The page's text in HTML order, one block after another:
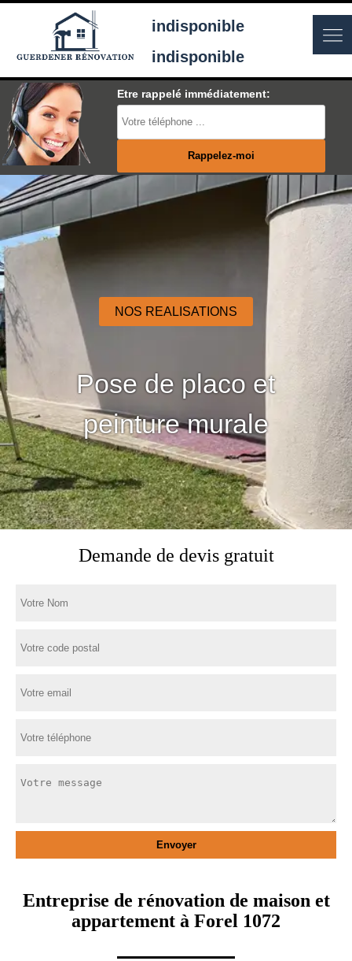
indisponible
indisponible
Etre rappelé immédiatement:
NOS REALISATIONS
Pose de placo et
peinture murale
Demande de devis gratuit
Entreprise de rénovation de maison et
appartement à Forel 1072